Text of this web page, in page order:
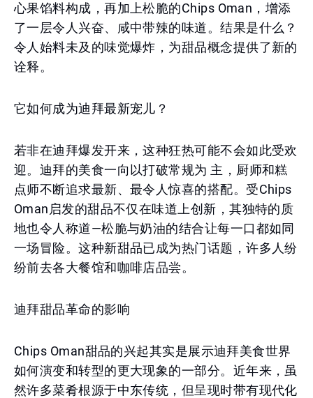
心果馅料构成，再加上松脆的Chips Oman，增添
了一层令人兴奋、咸中带辣的味道。结果是什么？
令人始料未及的味觉爆炸，为甜品概念提供了新的
诠释。
它如何成为迪拜最新宠儿？
若非在迪拜爆发开来，这种狂热可能不会如此受欢
迎。迪拜的美食一向以打破常规为 主，厨师和糕
点师不断追求最新、最令人惊喜的搭配。受Chips
Oman启发的甜品不仅在味道上创新，其独特的质
地也令人称道—松脆与奶油的结合让每一口都如同
一场冒险。这种新甜品已成为热门话题，许多人纷
纷前去各大餐馆和咖啡店品尝。
迪拜甜品革命的影响
Chips Oman甜品的兴起其实是展示迪拜美食世界
如何演变和转型的更大现象的一部分。近年来，虽
然许多菜肴根源于中东传统，但呈现时带有现代化